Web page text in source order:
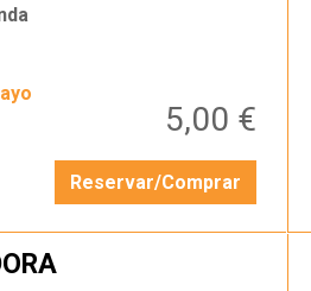
5,00 €
Reservar/Comprar